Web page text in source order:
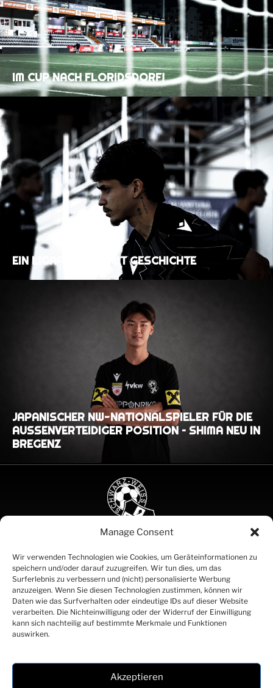
Manage Consent
Wir verwenden Technologien wie Cookies, um Geräteinformationen zu
speichern und/oder darauf zuzugreifen. Wir tun dies, um das
Surferlebnis zu verbessern und (nicht) personalisierte Werbung
anzuzeigen. Wenn Sie diesen Technologien zustimmen, können wir
Daten wie das Surfverhalten oder eindeutige IDs auf dieser Website
verarbeiten. Die Nichteinwilligung oder der Widerruf der Einwilligung
kann sich nachteilig auf bestimmte Merkmale und Funktionen
auswirken.
Akzeptieren
IM CUP NACH FLORIDSDORF!
EIN LIGAAUFTAKT MIT GESCHICHTE
JAPANISCHER NW-NATIONALSPIELER FÜR DIE
AUSSENVERTEIDIGER POSITION – SHIMA NEU IN B
REGENZ
SCHWARZ
WEISS
BREGENZ
SEIT 1919
Partner
Kontakt
Impressum